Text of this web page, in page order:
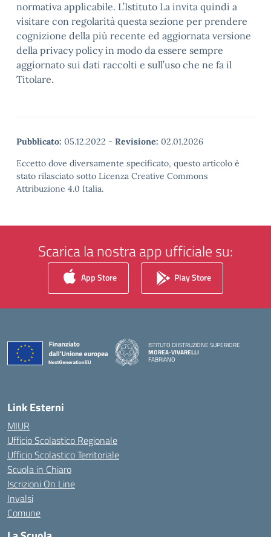
normativa applicabile. L’Istituto La invita quindi a
visitare con regolarità questa sezione per prendere
cognizione della più recente ed aggiornata versione
della privacy policy in modo da essere sempre
aggiornato sui dati raccolti e sull’uso che ne fa il
Titolare.
Pubblicato: 05.12.2022 - Revisione: 02.01.2026
Eccetto dove diversamente specificato, questo articolo è
stato rilasciato sotto Licenza Creative Commons
Attribuzione 4.0 Italia.
Scarica la nostra app ufficiale su:
App Store Play Store
ISTITUTO DI ISTRUZIONE SUPERIORE
MOREA-VIVARELLI
FABRIANO
Link Esterni
MIUR
Ufficio Scolastico Regionale
Ufficio Scolastico Territoriale
Scuola in Chiaro
Iscrizioni On Line
Invalsi
Comune